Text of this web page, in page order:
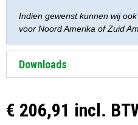
Indien gewenst kunnen wij
voor Noord Amerika of Zuid
Downloads
€ 206,91 incl.